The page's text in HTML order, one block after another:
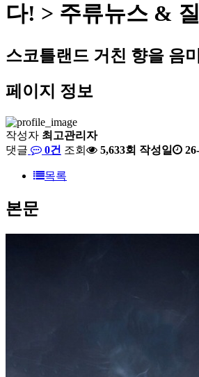
다! > 주류뉴스 &
스코틀랜드 거친 향을 음
페이지 정보
작성자 최고관리자
댓글
0건 조회 5,633회 작성일
목록
본문